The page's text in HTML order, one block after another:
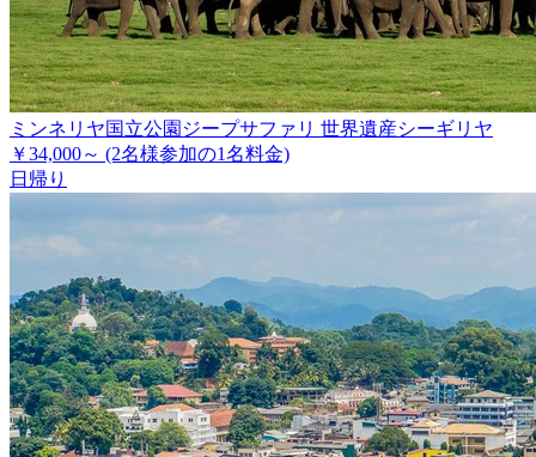
ミンネリヤ国立公園ジープサファリ 世界遺産シーギリヤ
￥34,000～ (2名様参加の1名料金)
日帰り